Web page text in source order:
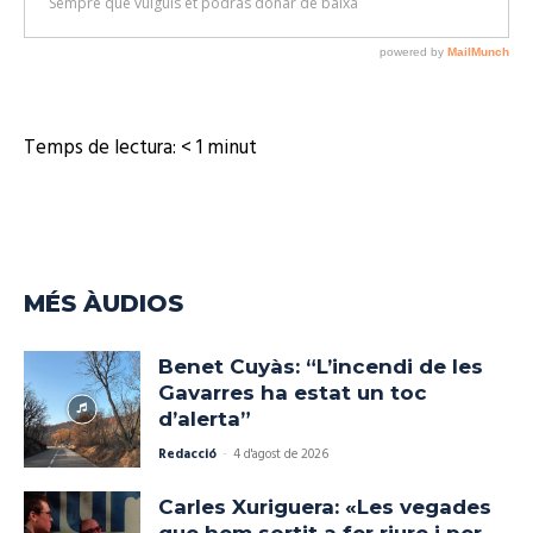
Temps de lectura: < 1minut
MÉS ÀUDIOS
Benet Cuyàs: “L’incendi de les
Gavarres ha estat un toc
d’alerta”
Redacció - 4 d'agost de 2026
Carles Xuriguera: «Les vegades